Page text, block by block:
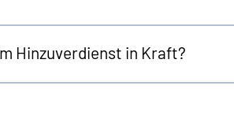
Hinzuverdienst in Kraft?